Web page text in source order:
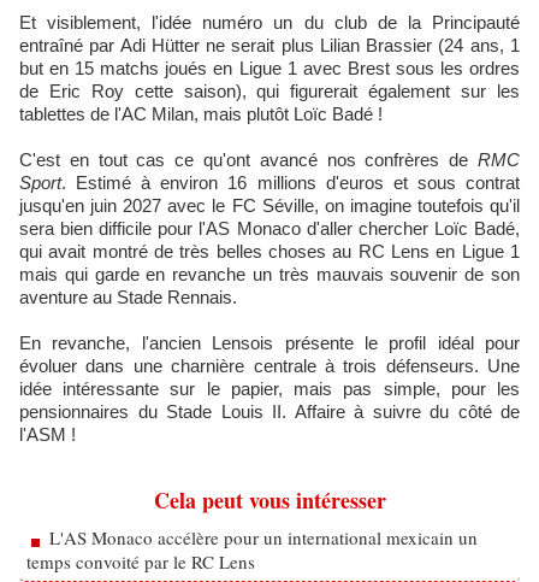
Et visiblement, l'idée numéro un du club de la Principauté
entraîné par Adi Hütter ne serait plus Lilian Brassier (24 ans, 1
but en 15 matchs joués en Ligue 1 avec Brest sous les ordres
de Eric Roy cette saison), qui figurerait également sur les
tablettes de l'AC Milan, mais plutôt Loïc Badé !
C'est en tout cas ce qu'ont avancé nos confrères de RMC
Sport. Estimé à environ 16 millions d'euros et sous contrat
jusqu'en juin 2027 avec le FC Séville, on imagine toutefois qu'il
sera bien difficile pour l'AS Monaco d'aller chercher Loïc Badé,
qui avait montré de très belles choses au RC Lens en Ligue 1
mais qui garde en revanche un très mauvais souvenir de son
aventure au Stade Rennais.
En revanche, l'ancien Lensois présente le profil idéal pour
évoluer dans une charnière centrale à trois défenseurs. Une
idée intéressante sur le papier, mais pas simple, pour les
pensionnaires du Stade Louis II. Affaire à suivre du côté de
l'ASM !
Cela peut vous intéresser
L'AS Monaco accélère pour un international mexicain un
temps convoité par le RC Lens